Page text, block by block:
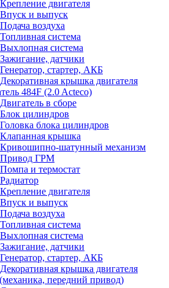
Крепление двигателя
Впуск и выпуск
Подача воздуха
Топливная система
Выхлопная система
Зажигание, датчики
Генератор, стартер, АКБ
Декоративная крышка двигателя
484F (2.0 Acteco)
Двигатель в сборе
Блок цилиндров
Головка блока цилиндров
Клапанная крышка
Кривошипно-шатунный механизм
Привод ГРМ
Помпа и термостат
Радиатор
Крепление двигателя
Впуск и выпуск
Подача воздуха
Топливная система
Выхлопная система
Зажигание, датчики
Генератор, стартер, АКБ
Декоративная крышка двигателя
передний привод)